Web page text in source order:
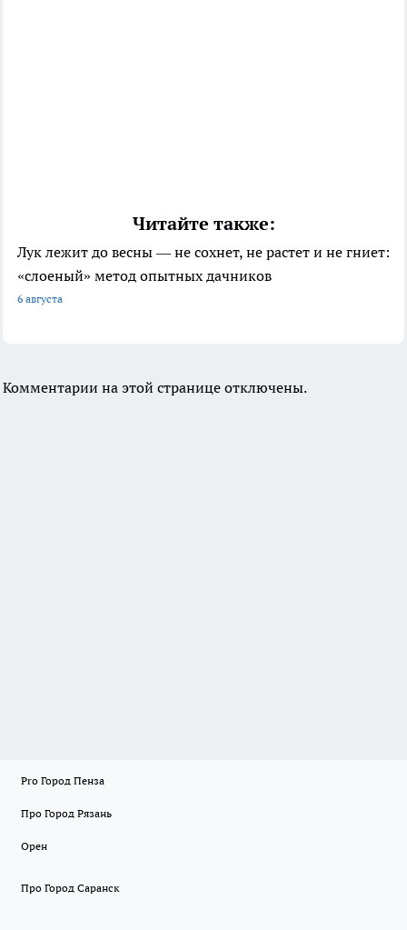
Читайте также:
Лук лежит до весны — не сохнет, не растет и не гниет:
«слоеный» метод опытных дачников
6 августа
Комментарии на этой странице отключены.
Pro Город Пенза
Про Город Рязань
Орен
Про Город Саранск